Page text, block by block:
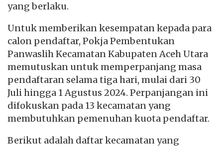
yang berlaku.
Untuk memberikan kesempatan kepada para
calon pendaftar, Pokja Pembentukan
Panwaslih Kecamatan Kabupaten Aceh Utara
memutuskan untuk memperpanjang masa
pendaftaran selama tiga hari, mulai dari 30
Juli hingga 1 Agustus 2024. Perpanjangan ini
difokuskan pada 13 kecamatan yang
membutuhkan pemenuhan kuota pendaftar.
Berikut adalah daftar kecamatan yang